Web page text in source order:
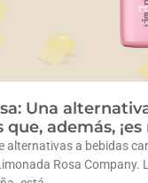
Una
además, ¡es
alternativas a bebidas
Rosa Company.